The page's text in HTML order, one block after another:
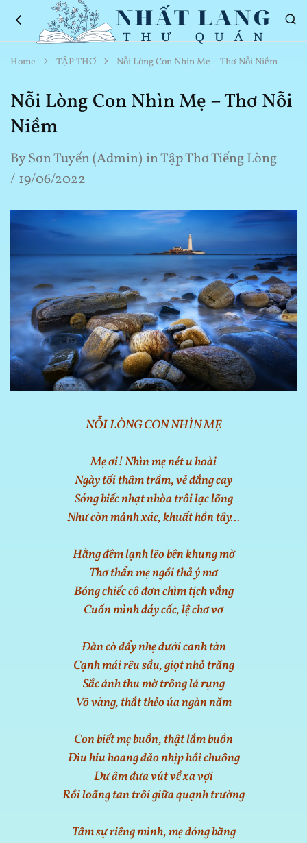
Nhất
Lang
Quán
Thơ
Hay
Cuộc
Sống
Home TẬP THƠ Nỗi Lòng Con Nhìn Mẹ – Thơ Nỗi Niềm
Nỗi Lòng Con Nhìn Mẹ – Thơ Nỗi
Niềm
BySơn Tuyến (Admin) inTập Thơ Tiếng Lòng
19/06/2022
NỖI LÒNG CON NHÌN MẸ
Mẹ ơi! Nhìn mẹ nét u hoài
Ngày tối thâm trầm, vẻ đắng cay
Sóng biếc nhạt nhòa trôi lạc lõng
Như còn mảnh xác, khuất hồn tây…
Hằng đêm lạnh lẽo bên khung mờ
Thơ thẩn mẹ ngồi thả ý mơ
Bóng chiếc cô đơn chìm tịch vắng
Cuốn mình đáy cốc, lệ chơ vơ
Đàn cò đẩy nhẹ dưới canh tàn
Cạnh mái rêu sầu, giọt nhỏ trăng
Sắc ánh thu mờ trông lá rụng
Võ vàng, thắt thẻo úa ngàn năm
Con biết mẹ buồn, thật lắm buồn
Đìu hiu hoang đảo nhịp hồi chuông
Dư âm đưa vút về xa vợi
Rồi loãng tan trôi giữa quạnh trường
Tâm sự riêng mình, mẹ đóng băng